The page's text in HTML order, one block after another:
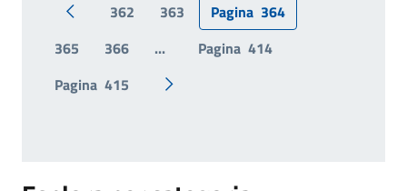
Pagina precedente
362 363 Pagina 364
365
366 ... Pagina 414
Pagina 415 Pagina successiva